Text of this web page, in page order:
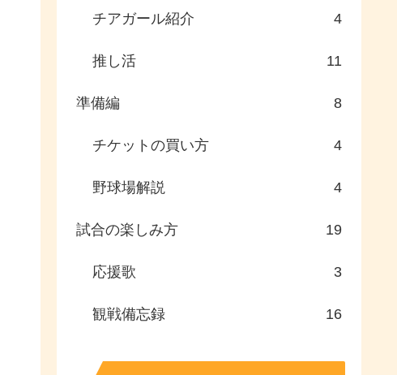
チアガール紹介 4
推し活 11
準備編 8
チケットの買い方 4
野球場解説 4
試合の楽しみ方 19
応援歌 3
観戦備忘録 16